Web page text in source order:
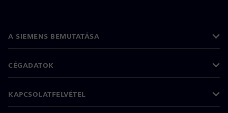
A SIEMENS BEMUTATÁSA
CÉGADATOK
KAPCSOLATFELVÉTEL